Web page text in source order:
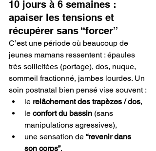
10 jours à 6 semaines :
apaiser les tensions et
récupérer sans “forcer”
C’est une période où beaucoup de
jeunes mamans ressentent : épaules
très sollicitées (portage), dos, nuque,
sommeil fractionné, jambes lourdes. Un
soin postnatal bien pensé vise souvent :
le relâchement des trapèzes / dos,
le confort du bassin (sans
manipulations agressives),
une sensation de “revenir dans
son corps”,